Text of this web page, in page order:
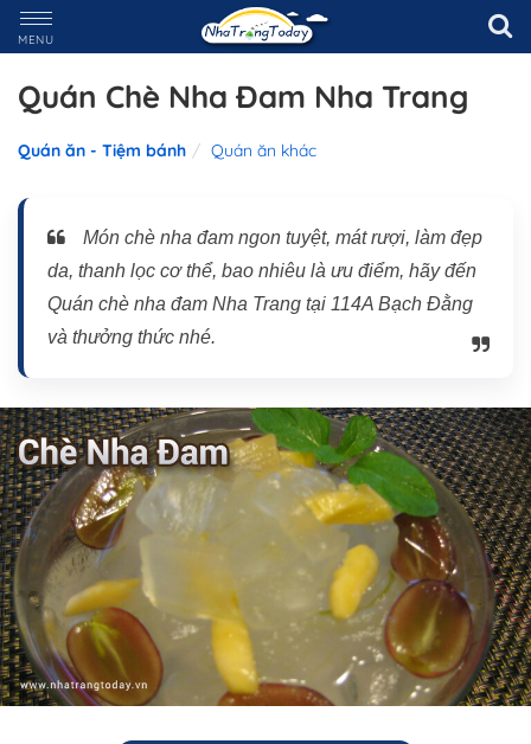
MENU
Quán Chè Nha Đam Nha Trang
Quán ăn - Tiệm bánh Quán ăn khác
Món chè nha đam ngon tuyệt, mát rượi, làm đẹp
da, thanh lọc cơ thể, bao nhiêu là ưu điểm, hãy đến
Quán chè nha đam Nha Trang tại 114A Bạch Đằng
và thưởng thức nhé.